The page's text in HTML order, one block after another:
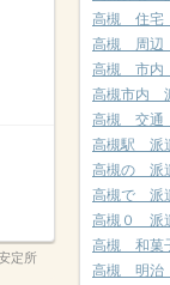
定所
高槻 住宅
高槻 周辺
高槻 市内
高槻市内
高槻 交通
高槻駅 派
高槻の 派
高槻で 派
高槻０ 派
高槻 和菓
高槻 明治